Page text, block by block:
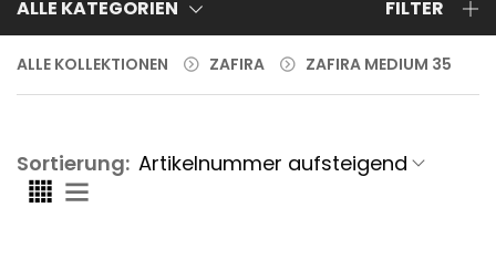
ALLE KATEGORIEN FILTER
ALLE KOLLEKTIONEN ZAFIRA ZAFIRA MEDIUM 35
Sortierung: